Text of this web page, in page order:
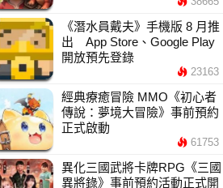
《潛水員戴夫》手機版 8 月推
出 App Store、Google Play
開放預先登錄
23163
經典療癒冒險 MMO《初心者
傳說：夢境大冒險》事前預約
正式啟動
61753
異化三國武將卡牌RPG《三國
異將錄》事前預約活動正式開